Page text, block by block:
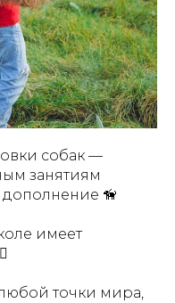
собак —
занятиям
дополнение 🦮
имеет
точки мира,